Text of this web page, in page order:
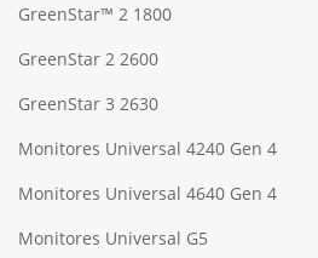
GreenStar™ 2 1800
GreenStar 2 2600
GreenStar 3 2630
Monitores Universal 4240 Gen 4
Monitores Universal 4640 Gen 4
Monitores Universal G5